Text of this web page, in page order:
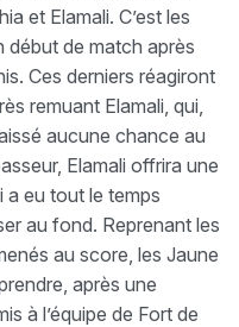
et Elamali. C’est les
début de match après
Ces derniers réagiront
remuant Elamali, qui,
aucune chance au
Elamali offrira une
a eu tout le temps
au fond. Reprenant les
au score, les Jaune
après une
à l’équipe de Fort de